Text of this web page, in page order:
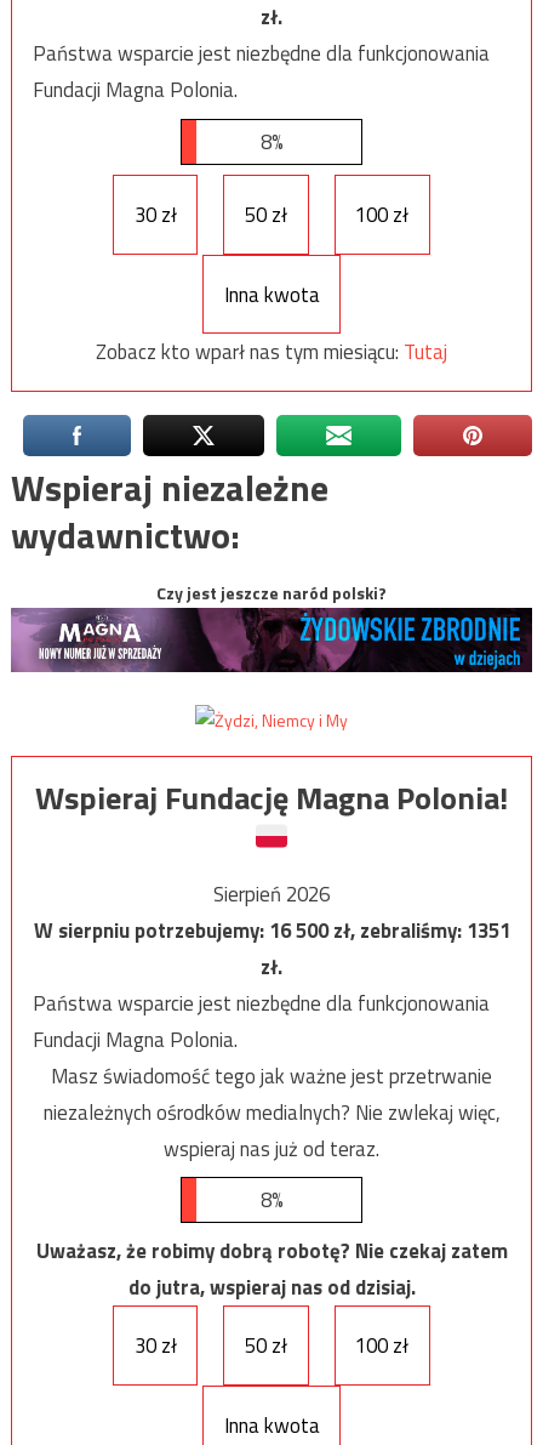
zł.
Państwa wsparcie jest niezbędne dla funkcjonowania
Fundacji Magna Polonia.
8%
30 zł 50 zł 100 zł
Inna kwota
Zobacz kto wparł nas tym miesiącu: Tutaj
Wspieraj niezależne
wydawnictwo:
Czy jest jeszcze naród polski?
Wspieraj Fundację Magna Polonia!
Sierpień 2026
W sierpniu potrzebujemy:16 500zł, zebraliśmy:1351
zł.
Państwa wsparcie jest niezbędne dla funkcjonowania
Fundacji Magna Polonia.
Masz świadomość tego jak ważne jest przetrwanie
niezależnych ośrodków medialnych? Nie zwlekaj więc,
wspieraj nas już od teraz.
8%
Uważasz, że robimy dobrą robotę? Nie czekaj zatem
do jutra, wspieraj nas od dzisiaj.
30 zł
50 zł 100 zł
Inna kwota